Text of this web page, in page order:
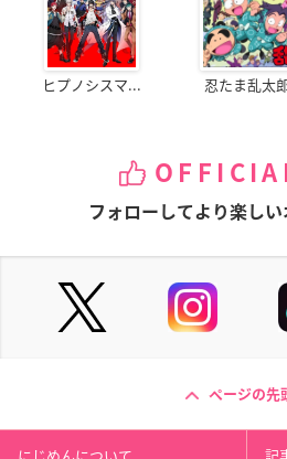
ヒプノシスマ... 忍たま乱太
フォローしてより楽しい
ページの先